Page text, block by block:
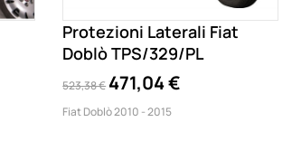
Protezioni Laterali Fiat
Doblò TPS/329/PL
523,38 € 471,04 €
Fiat Doblò 2010 - 2015